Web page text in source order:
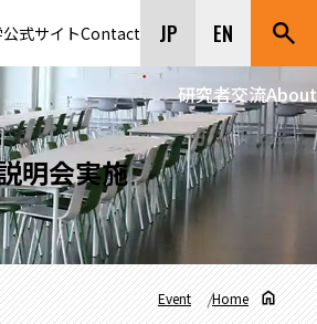
式サイトContact JP EN
研究者交流About
明会実施
Home
Event